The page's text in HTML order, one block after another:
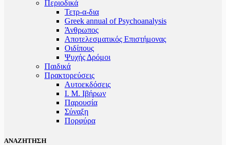
Περιοδικά
Τετρ-α-δια
Greek annual of Psychoanalysis
Άνθρωπος
Αποτελεσματικός Επιστήμονας
Οιδίπους
Ψυχής Δρόμοι
Παιδικά
Πρακτoρεύσεις
Αυτοεκδόσεις
Ι. Μ. Ιβήρων
Παρουσία
Σύναξη
Πορφύρα
ΑΝΑΖΗΤΗΣΗ